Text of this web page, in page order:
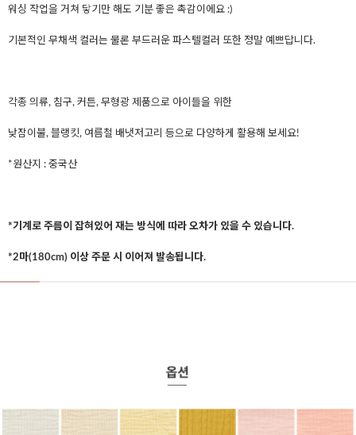
워싱 작업을 거쳐 닿기만 해도 기분 좋은 촉감이에요 :)
기본적인 무채색 컬러는 물론 부드러운 파스텔컬러 또한 정말 예쁘답니다.
각종 의류, 침구, 커튼, 무형광 제품으로 아이들을 위한
낮잠이불, 블랭킷, 여름철 배냇저고리 등으로 다양하게 활용해 보세요!
*원산지 : 중국산
*기계로 주름이 잡혀있어 재는 방식에 따라 오차가 있을 수 있습니다.
*2마(180cm) 이상 주문 시 이어져 발송됩니다.